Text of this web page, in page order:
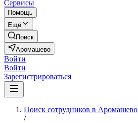
Сервисы
Помощь
Ещё
Поиск
Аромашево
Войти
Войти
Зарегистрироваться
Поиск сотрудников в Аромашево
/